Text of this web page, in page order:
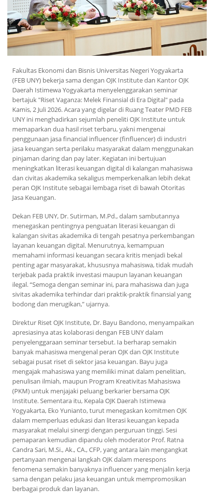
Fakultas Ekonomi dan Bisnis Universitas Negeri Yogyakarta
(FEB UNY) bekerja sama dengan OJK Institute dan Kantor OJK
Daerah Istimewa Yogyakarta menyelenggarakan seminar
bertajuk "Riset Vaganza: Melek Finansial di Era Digital" pada
Kamis, 2 Juli 2026. Acara yang digelar di Ruang Teater PMD FEB
UNY ini menghadirkan sejumlah peneliti OJK Institute untuk
memaparkan dua hasil riset terbaru, yakni mengenai
penggunaan jasa financial influencer (finfluencer) di industri
jasa keuangan serta perilaku masyarakat dalam menggunakan
pinjaman daring dan pay later. Kegiatan ini bertujuan
meningkatkan literasi keuangan digital di kalangan mahasiswa
dan civitas akademika sekaligus memperkenalkan lebih dekat
peran OJK Institute sebagai lembaga riset di bawah Otoritas
Jasa Keuangan.
Dekan FEB UNY, Dr. Sutirman, M.Pd., dalam sambutannya
menegaskan pentingnya penguatan literasi keuangan di
kalangan sivitas akademika di tengah pesatnya perkembangan
layanan keuangan digital. Menurutnya, kemampuan
memahami informasi keuangan secara kritis menjadi bekal
penting agar masyarakat, khususnya mahasiswa, tidak mudah
terjebak pada praktik investasi maupun layanan keuangan
ilegal. “Semoga dengan seminar ini, para mahasiswa dan juga
sivitas akademika terhindar dari praktik-praktik finansial yang
bodong dan merugikan,” ujarnya.
Direktur Riset OJK Institute, Dr. Bayu Bandono, menyampaikan
apresiasinya atas kolaborasi dengan FEB UNY dalam
penyelenggaraan seminar tersebut. Ia berharap semakin
banyak mahasiswa mengenal peran OJK dan OJK Institute
sebagai pusat riset di sektor jasa keuangan. Bayu juga
mengajak mahasiswa yang memiliki minat dalam penelitian,
penulisan ilmiah, maupun Program Kreativitas Mahasiswa
(PKM) untuk menjajaki peluang berkarier bersama OJK
Institute. Sementara itu, Kepala OJK Daerah Istimewa
Yogyakarta, Eko Yunianto, turut menegaskan komitmen OJK
dalam memperluas edukasi dan literasi keuangan kepada
masyarakat melalui sinergi dengan perguruan tinggi. Sesi
pemaparan kemudian dipandu oleh moderator Prof. Ratna
Candra Sari, M.Si., Ak., CA., CFP, yang antara lain mengangkat
pertanyaan mengenai langkah OJK dalam merespons
fenomena semakin banyaknya influencer yang menjalin kerja
sama dengan pelaku jasa keuangan untuk mempromosikan
berbagai produk dan layanan.